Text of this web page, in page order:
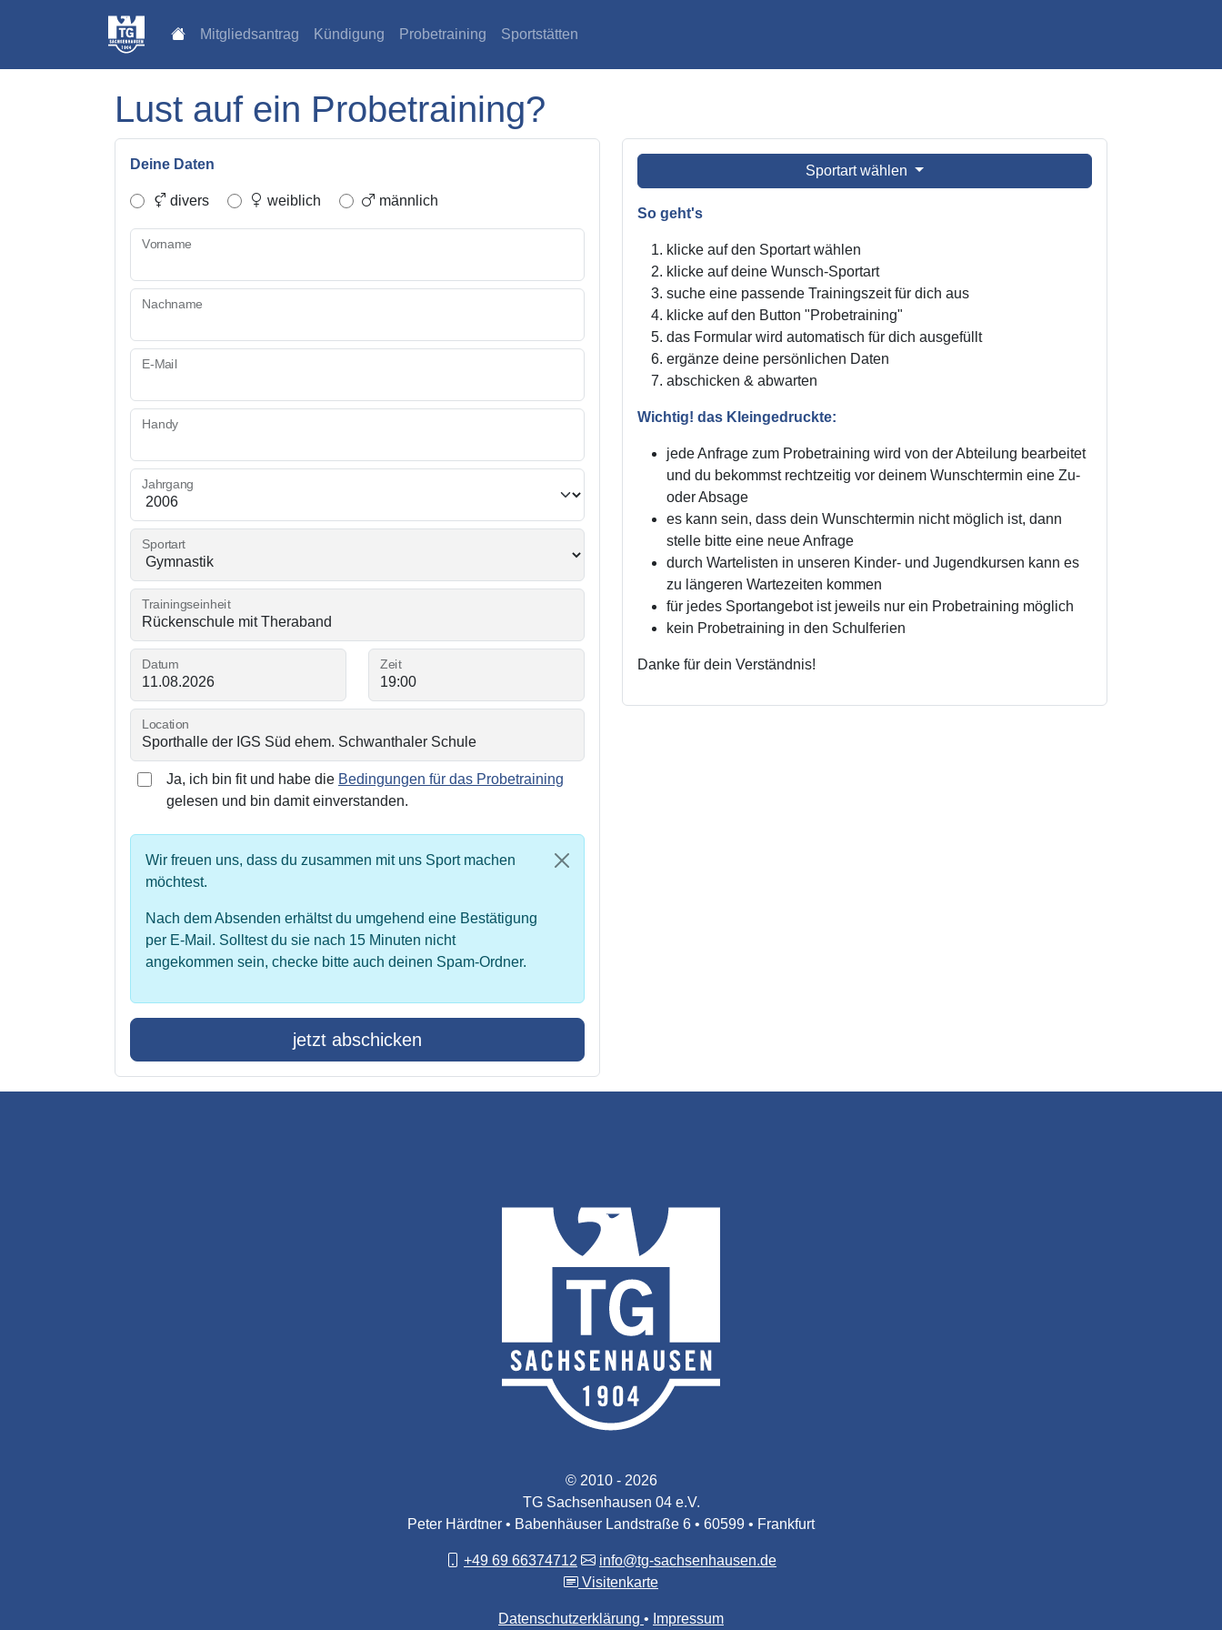
Mitgliedsantrag Kündigung Probetraining Sportstätten
Lust auf ein Probetraining?
Deine Daten
divers weiblich männlich
Vorname
Nachname
E-Mail
Handy
Jahrgang
Sportart
Trainingseinheit
Datum Zeit
Location
Ja, ich bin fit und habe die Bedingungen für das Probetraining
gelesen und bin damit einverstanden.
Wir freuen uns, dass du zusammen mit uns Sport machen
möchtest.
Nach dem Absenden erhältst du umgehend eine Bestätigung
per E-Mail. Solltest du sie nach 15 Minuten nicht
angekommen sein, checke bitte auch deinen Spam-Ordner.
jetzt abschicken
Sportart wählen
So geht's
klicke auf den Sportart wählen
klicke auf deine Wunsch-Sportart
suche eine passende Trainingszeit für dich aus
klicke auf den Button "Probetraining"
das Formular wird automatisch für dich ausgefüllt
ergänze deine persönlichen Daten
abschicken & abwarten
Wichtig! das Kleingedruckte:
jede Anfrage zum Probetraining wird von der Abteilung bearbeitet
und du bekommst rechtzeitig vor deinem Wunschtermin eine Zu-
oder Absage
es kann sein, dass dein Wunschtermin nicht möglich ist, dann
stelle bitte eine neue Anfrage
durch Wartelisten in unseren Kinder- und Jugendkursen kann es
zu längeren Wartezeiten kommen
für jedes Sportangebot ist jeweils nur ein Probetraining möglich
kein Probetraining in den Schulferien
Danke für dein Verständnis!
© 2010 - 2026
TG Sachsenhausen 04 e.V.
Peter Härdtner • Babenhäuser Landstraße 6 • 60599 • Frankfurt
+49 69 66374712
info@tg-sachsenhausen.de
Visitenkarte
Datenschutzerklärung Impressum